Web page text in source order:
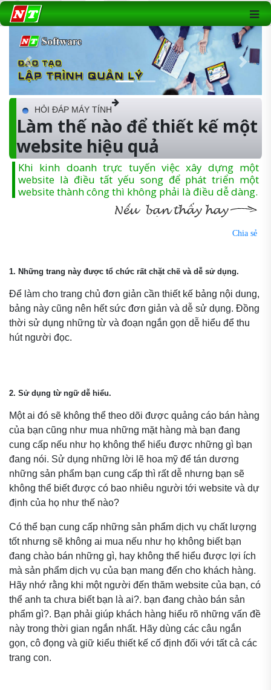
Previous Next
HỎI ĐÁP MÁY TÍNH
Làm thế nào để thiết kế một
website hiệu quả
Khi kinh doanh trực tuyến việc xây dựng một
website là điều tất yếu song để phát triển một
website thành công thì không phải là điều dễ dàng.
Chia sẻ
1. Những trang này được tổ chức rất chặt chẽ và dễ sử dụng.
Để làm cho trang chủ đơn giản cần thiết kế bảng nội dung,
bảng này cũng nên hết sức đơn giản và dễ sử dụng. Đồng
thời sử dụng những từ và đoạn ngắn gọn dễ hiểu để thu
hút người đọc.
2. Sử dụng từ ngữ dễ hiểu.
Một ai đó sẽ không thể theo dõi được quảng cáo bán hàng
của bạn cũng như mua những mặt hàng mà bạn đang
cung cấp nếu như họ không thể hiểu được những gì bạn
đang nói. Sử dụng những lời lẽ hoa mỹ để tán dương
những sản phẩm bạn cung cấp thì rất dễ nhưng bạn sẽ
không thể biết được có bao nhiêu người tới website và dự
định của họ như thế nào?
Có thể bạn cung cấp những sản phẩm dịch vụ chất lượng
tốt nhưng sẽ không ai mua nếu như họ không biết bạn
đang chào bán những gì, hay không thể hiểu được lợi ích
mà sản phẩm dịch vụ của bạn mang đến cho khách hàng.
Hãy nhớ rằng khi một người đến thăm website của bạn, có
thể anh ta chưa biết bạn là ai?. bạn đang chào bán sản
phẩm gì?. Bạn phải giúp khách hàng hiểu rõ những vấn đề
này trong thời gian ngắn nhất. Hãy dùng các câu ngắn
gọn, cô đọng và giữ kiểu thiết kế cố định đối với tất cả các
trang con.